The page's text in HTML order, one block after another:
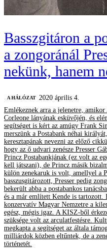
Basszgitáron a
a zongoránál
nekünk, hanem
A HÁLÓZAT
2020 április 4.
Emlékeznek arra a jelenetre,
Corleone lányának esküvőjén, és
segítséget is kért az amúgy Frank
merszünk a Postabank néhai
keresztapának nevezni az előző
hogy az ő udvari zenésze Presser
Princz Postabankjának (ez volt az
kell játszani), de Princz másik
külön zenekaruk is volt, amellyel a
basszusgitározott, Presser pedig
bekerült abba a postabankos
és a már említett Kende is
konzervatív Magyar Nemzetre a
egész, mégis igaz. A KISZ-ből
szüksége volt az arculatfestésre.
megkapta a segítséget az általa
milliárdok közben eltűntek, de a
történetét.